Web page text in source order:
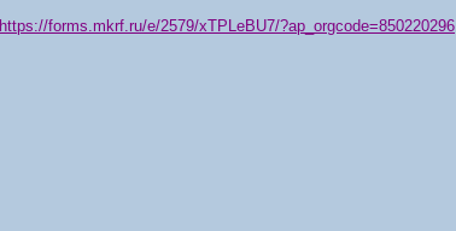
https://forms.mkrf.ru/e/2579/xTPLeBU7/?ap_orgcode=850220296